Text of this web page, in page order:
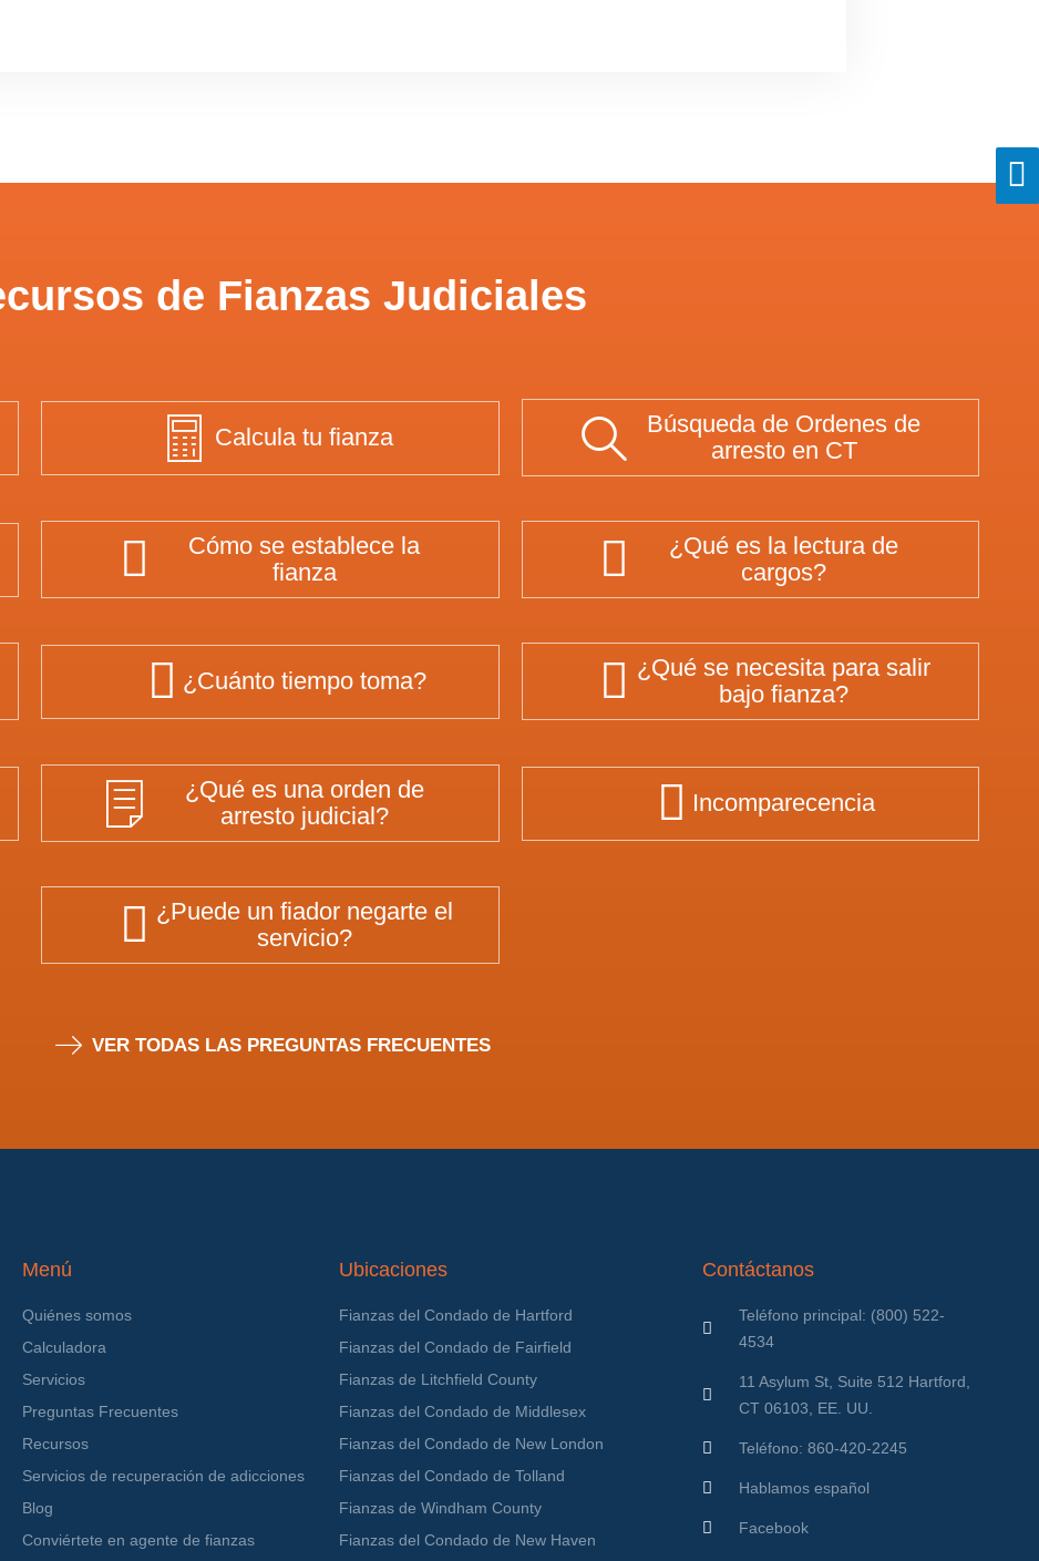
de Fianzas Judiciales
Calcula tu fianza
Búsqueda de Ordenes de
arresto en CT
Cómo se establece la
fianza
¿Qué es la lectura de
cargos?
¿Cuánto tiempo toma?
¿Qué se necesita para salir
bajo fianza?
¿Qué es una orden de
arresto judicial?
Incomparecencia
¿Puede un fiador negarte el
servicio?
VER TODAS LAS PREGUNTAS FRECUENTES
Menú
Quiénes somos
Calculadora
Servicios
Preguntas Frecuentes
Recursos
Servicios de recuperación de adicciones
Blog
Conviértete en agente de fianzas
Ubicaciones
Fianzas del Condado de Hartford
Fianzas del Condado de Fairfield
Fianzas de Litchfield County
Fianzas del Condado de Middlesex
Fianzas del Condado de New London
Fianzas del Condado de Tolland
Fianzas de Windham County
Fianzas del Condado de New Haven
Contáctanos
Teléfono principal: (800) 522-
4534
11 Asylum St, Suite 512 Hartford,
CT 06103, EE. UU.
Teléfono: 860-420-2245
Hablamos español
Facebook